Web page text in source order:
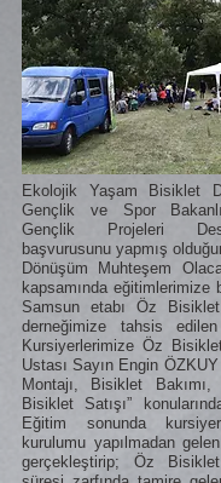
Ekolojik Yaşam Bisiklet
Gençlik ve Spor
Gençlik Projeleri
başvurusunu yapmış
Dönüşüm Muhteşem
kapsamında eğitimlerimize
Samsun etabı Öz
derneğimize tahsis
Kursiyerlerimize Öz
Ustası Sayın Engin
Montajı, Bisiklet
Bisiklet Satışı”
Eğitim sonunda
kurulumu yapılmadan
gerçekleştirip; Öz